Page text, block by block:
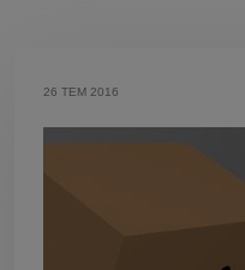
26 TEM 2016